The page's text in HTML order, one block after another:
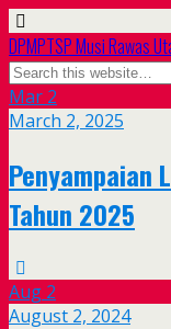
DPMPTSP Musi Rawas
Mar 2
March 2, 2025
Penyampaian
Tahun 2025
Aug 2
August 2, 2024